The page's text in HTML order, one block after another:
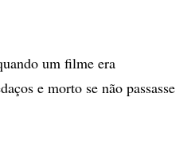
um filme era
e morto se não passasse